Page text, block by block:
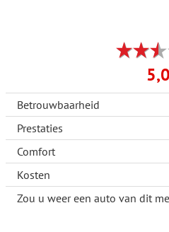
5,0
Betrouwbaarheid
Prestaties
Comfort
Kosten
Zou u weer een auto van dit